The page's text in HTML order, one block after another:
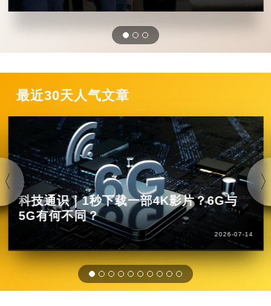
最近30天人气文章
科技通识｜1秒下载一部4K影片？6G与
5G有何不同？
2026-07-14